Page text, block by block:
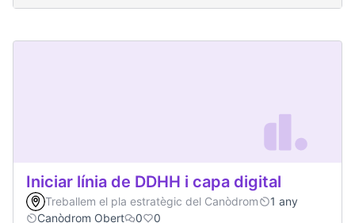
Iniciar línia de DDHH i capa digital
Treballem el pla estratègic del Canòdrom
1 any
Canòdrom Obert
0 0